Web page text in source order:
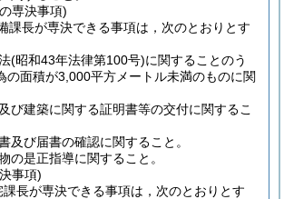
専決事項)
課長が専決できる事項は，次のとおりとす
(昭和43年法律第100号)に関することのう
の面積が3,000平方メートル未満のものに関
び建築に関する証明書等の交付に関するこ
及び届書の確認に関すること。
の是正指導に関すること。
事項)
課長が専決できる事項は，次のとおりとす